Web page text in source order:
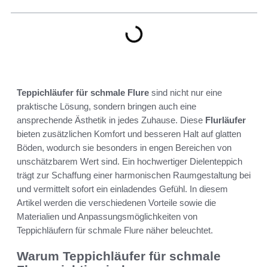
Teppichläufer für schmale Flure sind nicht nur eine
praktische Lösung, sondern bringen auch eine
ansprechende Ästhetik in jedes Zuhause. Diese Flurläufer
bieten zusätzlichen Komfort und besseren Halt auf glatten
Böden, wodurch sie besonders in engen Bereichen von
unschätzbarem Wert sind. Ein hochwertiger Dielenteppich
trägt zur Schaffung einer harmonischen Raumgestaltung bei
und vermittelt sofort ein einladendes Gefühl. In diesem
Artikel werden die verschiedenen Vorteile sowie die
Materialien und Anpassungsmöglichkeiten von
Teppichläufern für schmale Flure näher beleuchtet.
Warum Teppichläufer für schmale